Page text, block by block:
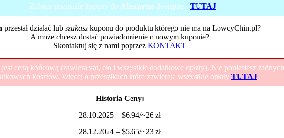
Zobacz pozostałe kupony do Aliexpressdostępne - TUTAJ
przestał działać lub szukaszkuponu do produktu którego nie ma na LowcyChin.pl?
A może chcesz dostać powiadomienie o nowym kuponie?
Skontaktuj się z nami poprzez KONTAKT
jest ceną końcową (zawiera vat, cło i wszystkie dodatkowe opłaty). Nie poniesiesz żadnych
kosztów. Więcej o przesyłkach które zawierają wszystkie opłaty TUTAJ
Historia Ceny:
28.10.2025 – $6.94/~26 zł
28.12.2024 – $5.65/~23 zł